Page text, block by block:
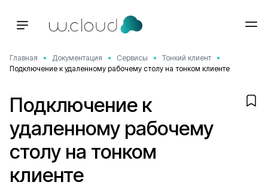
Главная Документация Сервисы
Тонкий клиент
Подключение к удаленному рабочему столу на тонком клиенте
Подключение к
удаленному рабочему
столу на тонком
клиенте